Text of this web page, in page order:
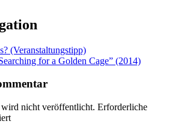
(Veranstaltungstipp)
for a Golden Cage” (2014)
nicht veröffentlicht. Erforderliche